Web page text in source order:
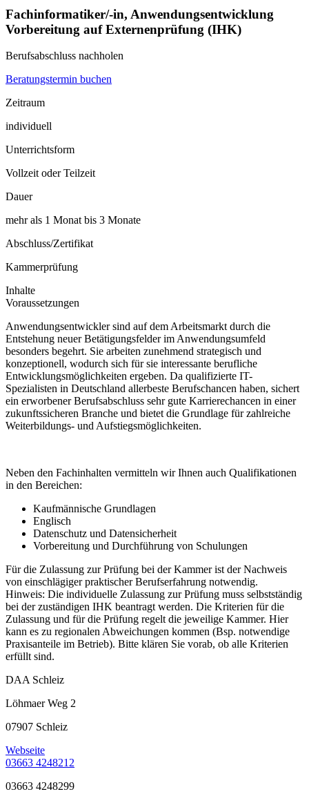
Fachinformatiker/-in, Anwendungsentwicklung
Vorbereitung auf Externenprüfung (IHK)
Berufsabschluss nachholen
Beratungstermin buchen
Zeitraum
individuell
Unterrichtsform
Vollzeit oder Teilzeit
Dauer
mehr als 1 Monat bis 3 Monate
Abschluss/Zertifikat
Kammerprüfung
Inhalte
Voraussetzungen
Anwendungsentwickler sind auf dem Arbeitsmarkt durch die
Entstehung neuer Betätigungsfelder im Anwendungsumfeld
besonders begehrt. Sie arbeiten zunehmend strategisch und
konzeptionell, wodurch sich für sie interessante berufliche
Entwicklungsmöglichkeiten ergeben. Da qualifizierte IT-
Spezialisten in Deutschland allerbeste Berufschancen haben, sichert
ein erworbener Berufsabschluss sehr gute Karrierechancen in einer
zukunftssicheren Branche und bietet die Grundlage für zahlreiche
Weiterbildungs- und Aufstiegsmöglichkeiten.
Neben den Fachinhalten vermitteln wir Ihnen auch Qualifikationen
in den Bereichen:
Kaufmännische Grundlagen
Englisch
Datenschutz und Datensicherheit
Vorbereitung und Durchführung von Schulungen
Für die Zulassung zur Prüfung bei der Kammer ist der Nachweis
von einschlägiger praktischer Berufserfahrung notwendig.
Hinweis: Die individuelle Zulassung zur Prüfung muss selbstständig
bei der zuständigen IHK beantragt werden. Die Kriterien für die
Zulassung und für die Prüfung regelt die jeweilige Kammer. Hier
kann es zu regionalen Abweichungen kommen (Bsp. notwendige
Praxisanteile im Betrieb). Bitte klären Sie vorab, ob alle Kriterien
erfüllt sind.
DAA Schleiz
Löhmaer Weg 2
07907 Schleiz
Webseite
03663 4248212
03663 4248299